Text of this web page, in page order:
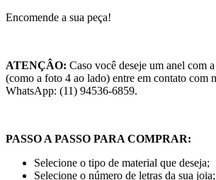
Encomende a sua peça!
ATENÇÂO: Caso você deseje um anel com
(como a foto 4 ao lado) entre em contato com
WhatsApp: (11) 94536-6859.
PASSO A PASSO PARA COMPRAR:
Selecione o tipo de material que deseja;
Selecione o número de letras da sua joia;